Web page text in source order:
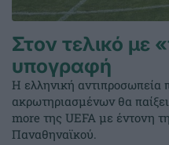
Στον τελικό με
υπογραφή
Η ελληνική αντιπροσωπεία
ακρωτηριασμένων θα
more της UEFA με έντονη
Παναθηναϊκού.